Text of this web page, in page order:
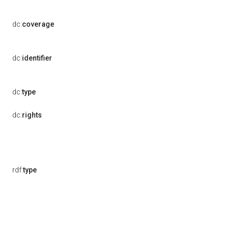
dc:coverage
dc:identifier
dc:type
dc:rights
rdf:type